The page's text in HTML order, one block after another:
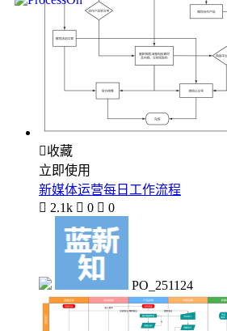
收藏
立即使用
新媒体运营每日工作流程
 2.1k  0  0
PO_251124